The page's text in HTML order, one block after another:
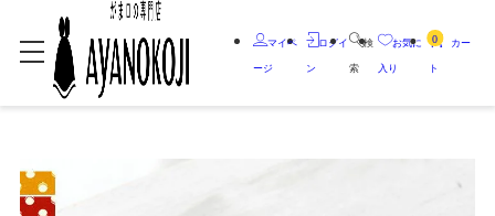
マイペ
ージ
ログイ
ン
検
索
お気に
入り
0 カー
ト